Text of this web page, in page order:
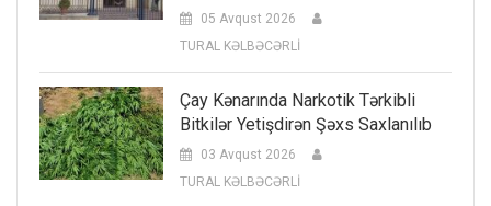
05 Avqust 2026
TURAL KƏLBƏCƏRLİ
Çay Kənarında Narkotik Tərkibli
Bitkilər Yetişdirən Şəxs Saxlanılıb
03 Avqust 2026
TURAL KƏLBƏCƏRLİ